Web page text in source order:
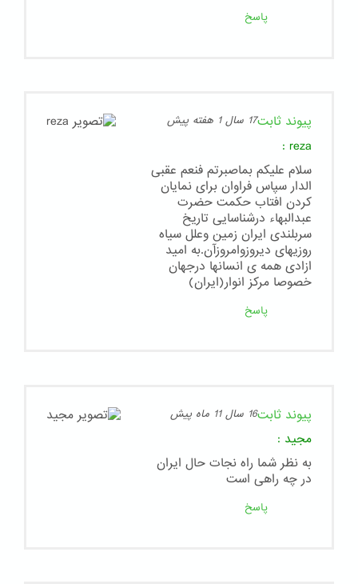
پاسخ
پیوند ثابت17 سال 1 هفته پیش
reza
:
سلام علیکم بماصبرتم فنعم عقبی
الدار سپاس فراوان برای نمایان
کردن افتاب حکمت حضرت
عبدالبهاء درشناسایی تاریخ
سربلندی ایران زمین وعلل سیاه
روزیهای دیروزوامروزآن.به امید
ازادی همه ی انسانها درجهان
خصوصا مرکز انوار(ایران)
پاسخ
پیوند ثابت16 سال 11 ماه پیش
مجید :
به نظر شما راه نجات حال ایران
در چه راهی است
پاسخ